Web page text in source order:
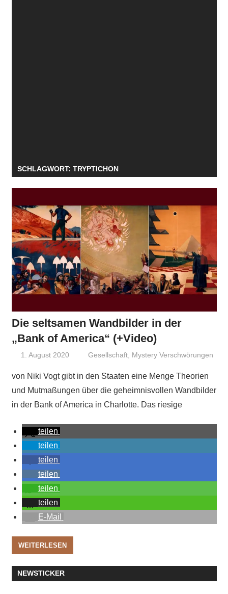
SCHLAGWORT: TRYPTICHON
Die seltsamen Wandbilder in der
„Bank of America“ (+Video)
1. August 2020 Niki Vogt
Gesellschaft, Mystery Verschwörungen
von Niki Vogt gibt in den Staaten eine Menge Theorien
und Mutmaßungen über die geheimnisvollen Wandbilder
in der Bank of America in Charlotte. Das riesige
teilen
teilen
teilen
teilen
teilen
teilen
E-Mail
WEITERLESEN
NEWSTICKER